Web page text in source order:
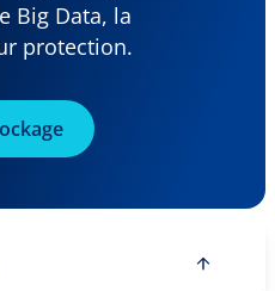
Big Data, la
protection.